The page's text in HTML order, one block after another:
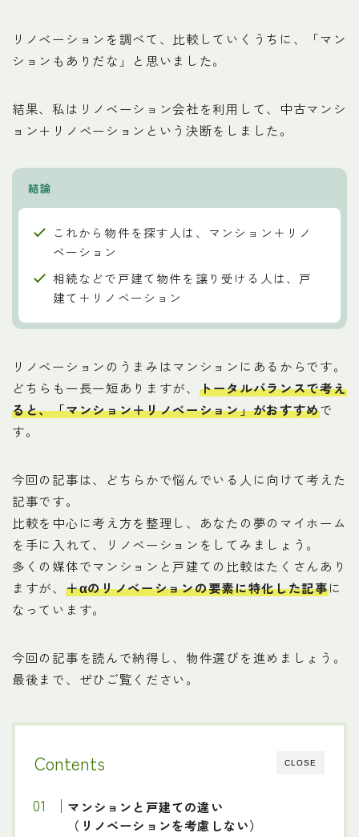
リノベーションを調べて、比較していくうちに、「マン
ションもありだな」と思いました。
結果、私はリノベーション会社を利用して、中古マンシ
ョン＋リノベーションという決断をしました。
結論
これから物件を探す人は、マンション＋リノ
ベーション
相続などで戸建て物件を譲り受ける人は、戸
建て＋リノベーション
リノベーションのうまみはマンションにあるからです。
どちらも一長一短ありますが、 トータルバランスで考え
ると、「マンション＋リノベーション」がおすすめで
す。
今回の記事は、どちらかで悩んでいる人に向けて考えた
記事です。
比較を中心に考え方を整理し、あなたの夢のマイホーム
を手に入れて、リノベーションをしてみましょう。
多くの媒体でマンションと戸建ての比較はたくさんあり
ますが、 ＋αのリノベーションの要素に特化した記事に
なっています。
今回の記事を読んで納得し、物件選びを進めましょう。
最後まで、ぜひご覧ください。
CLOSE
Contents
マンションと戸建ての違い
（リノベーションを考慮しない）